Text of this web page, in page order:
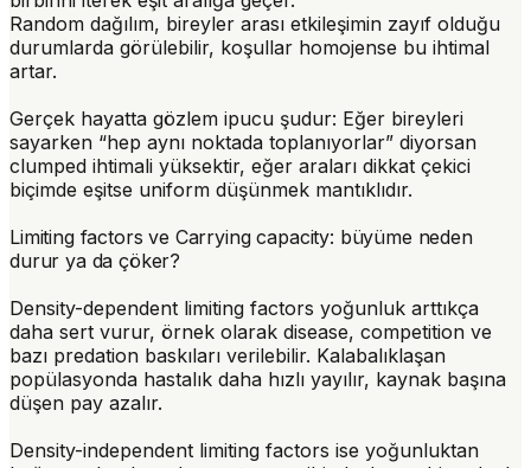
Random dağılım, bireyler arası etkileşimin zayıf olduğu
durumlarda görülebilir, koşullar homojense bu ihtimal
artar.
Gerçek hayatta gözlem ipucu şudur: Eğer bireyleri
sayarken “hep aynı noktada toplanıyorlar” diyorsan
clumped ihtimali yüksektir, eğer araları dikkat çekici
biçimde eşitse uniform düşünmek mantıklıdır.
Limiting factors ve Carrying capacity: büyüme neden
durur ya da çöker?
Density-dependent limiting factors yoğunluk arttıkça
daha sert vurur, örnek olarak disease, competition ve
bazı predation baskıları verilebilir. Kalabalıklaşan
popülasyonda hastalık daha hızlı yayılır, kaynak başına
düşen pay azalır.
Density-independent limiting factors ise yoğunluktan